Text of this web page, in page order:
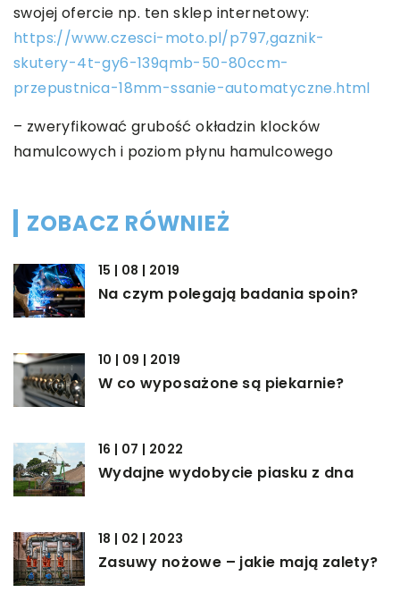
swojej ofercie np. ten sklep internetowy:
https://www.czesci-moto.pl/p797,gaznik-
skutery-4t-gy6-139qmb-50-80ccm-
przepustnica-18mm-ssanie-automatyczne.html
– zweryfikować grubość okładzin klocków
hamulcowych i poziom płynu hamulcowego
ZOBACZ RÓWNIEŻ
15 | 08 | 2019
Na czym polegają badania spoin?
10 | 09 | 2019
W co wyposażone są piekarnie?
16 | 07 | 2022
Wydajne wydobycie piasku z dna
18 | 02 | 2023
Zasuwy nożowe – jakie mają zalety?